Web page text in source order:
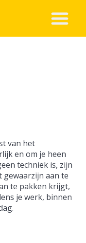
van het
en om je heen
techniek is, zijn
gewaarzijn aan te
te pakken krijgt,
je werk, binnen